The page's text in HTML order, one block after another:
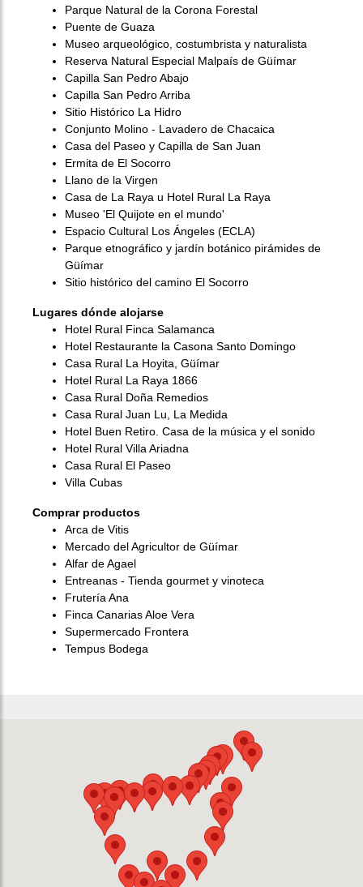
Parque Natural de la Corona Forestal
Puente de Guaza
Museo arqueológico, costumbrista y naturalista
Reserva Natural Especial Malpaís de Güímar
Capilla San Pedro Abajo
Capilla San Pedro Arriba
Sitio Histórico La Hidro
Conjunto Molino - Lavadero de Chacaica
Casa del Paseo y Capilla de San Juan
Ermita de El Socorro
Llano de la Virgen
Casa de La Raya u Hotel Rural La Raya
Museo 'El Quijote en el mundo'
Espacio Cultural Los Ángeles (ECLA)
Parque etnográfico y jardín botánico pirámides de
Güímar
Sitio histórico del camino El Socorro
Lugares dónde alojarse
Hotel Rural Finca Salamanca
Hotel Restaurante la Casona Santo Domingo
Casa Rural La Hoyita, Güímar
Hotel Rural La Raya 1866
Casa Rural Doña Remedios
Casa Rural Juan Lu, La Medida
Hotel Buen Retiro. Casa de la música y el sonido
Hotel Rural Villa Ariadna
Casa Rural El Paseo
Villa Cubas
Comprar productos
Arca de Vitis
Mercado del Agricultor de Güímar
Alfar de Agael
Entreanas - Tienda gourmet y vinoteca
Frutería Ana
Finca Canarias Aloe Vera
Supermercado Frontera
Tempus Bodega